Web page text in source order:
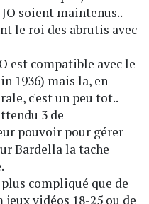
soient maintenus..
le roi des abrutis avec
est compatible avec le
1936) mais la, en
c'est un peu tot..
3 de
pouvoir pour gérer
Bardella la tache
compliqué que de
vidéos 18-25 ou de